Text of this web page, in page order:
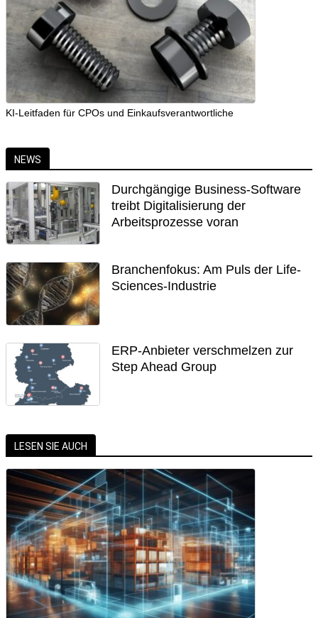
KI-Leitfaden für CPOs und Einkaufsverantwortliche
NEWS
Durchgängige Business-Software
treibt Digitalisierung der
Arbeitsprozesse voran
Branchenfokus: Am Puls der Life-
Sciences-Industrie
ERP-Anbieter verschmelzen zur
Step Ahead Group
LESEN SIE AUCH